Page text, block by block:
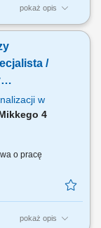
pokaż opis
spotkań i
krzesła,
dla /
w
4
o pracę
pokaż opis